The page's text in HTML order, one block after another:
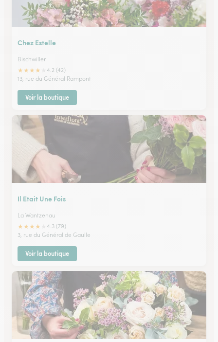
Chez Estelle
Bischwiller
★★★★
4.2 (42)
13, rue du Général Rampont
Voir la boutique
Il Etait Une Fois
La Wantzenau
★★★★
4.3 (79)
3, rue du Général de Gaulle
Voir la boutique